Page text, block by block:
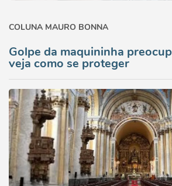
COLUNA MAURO BONNA
Golpe da maquininha
veja como se proteger